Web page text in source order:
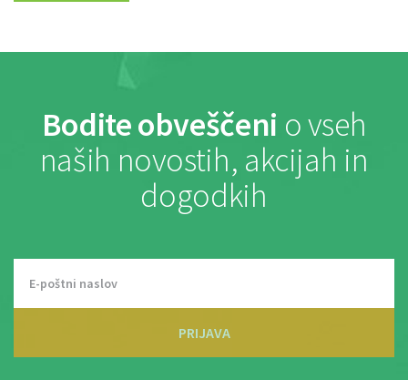
Bodite obveščeni o vseh
naših novostih, akcijah in
dogodkih
PRIJAVA